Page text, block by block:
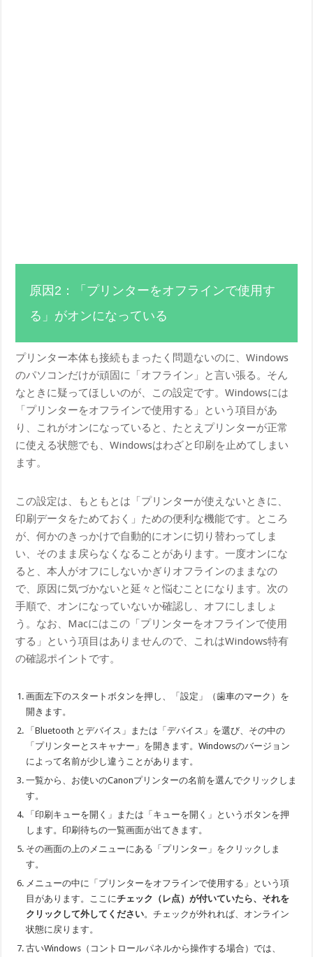
原因2：「プリンターをオフラインで使用す
る」がオンになっている
プリンター本体も接続もまったく問題ないのに、Windows
のパソコンだけが頑固に「オフライン」と言い張る。そん
なときに疑ってほしいのが、この設定です。Windowsには
「プリンターをオフラインで使用する」という項目があ
り、これがオンになっていると、たとえプリンターが正常
に使える状態でも、Windowsはわざと印刷を止めてしまい
ます。
この設定は、もともとは「プリンターが使えないときに、
印刷データをためておく」ための便利な機能です。ところ
が、何かのきっかけで自動的にオンに切り替わってしま
い、そのまま戻らなくなることがあります。一度オンにな
ると、本人がオフにしないかぎりオフラインのままなの
で、原因に気づかないと延々と悩むことになります。次の
手順で、オンになっていないか確認し、オフにしましょ
う。なお、Macにはこの「プリンターをオフラインで使用
する」という項目はありませんので、これはWindows特有
の確認ポイントです。
画面左下のスタートボタンを押し、「設定」（歯車のマーク）を
開きます。
「Bluetooth とデバイス」または「デバイス」を選び、その中の
「プリンターとスキャナー」を開きます。Windowsのバージョン
によって名前が少し違うことがあります。
一覧から、お使いのCanonプリンターの名前を選んでクリックしま
す。
「印刷キューを開く」または「キューを開く」というボタンを押
します。印刷待ちの一覧画面が出てきます。
その画面の上のメニューにある「プリンター」をクリックしま
す。
メニューの中に「プリンターをオフラインで使用する」という項
目があります。ここにチェック（レ点）が付いていたら、それを
クリックして外してください。チェックが外れれば、オンライン
状態に戻ります。
古いWindows（コントロールパネルから操作する場合）では、